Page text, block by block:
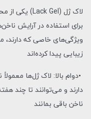
برای استفاده در آرایش
ویژگی‌های خاصی که دارند،
زیبایی پیدا کرده‌اند
•دوام بالا: لاک ژل‌ها
دارند و می‌توانند تا چند
ناخن باقی بمانند